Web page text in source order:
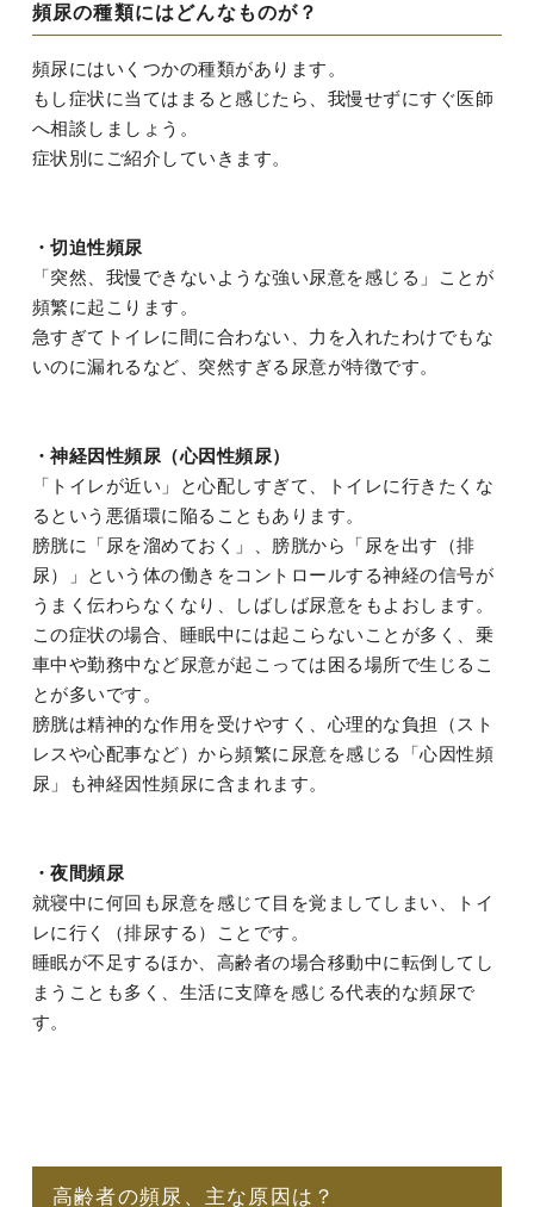
頻尿の種類にはどんなものが？
頻尿にはいくつかの種類があります。
もし症状に当てはまると感じたら、我慢せずにすぐ医師
へ相談しましょう。
症状別にご紹介していきます。
・切迫性頻尿
「突然、我慢できないような強い尿意を感じる」ことが
頻繁に起こります。
急すぎてトイレに間に合わない、力を入れたわけでもな
いのに漏れるなど、突然すぎる尿意が特徴です。
・神経因性頻尿（心因性頻尿）
「トイレが近い」と心配しすぎて、トイレに行きたくな
るという悪循環に陥ることもあります。
膀胱に「尿を溜めておく」、膀胱から「尿を出す（排
尿）」という体の働きをコントロールする神経の信号が
うまく伝わらなくなり、しばしば尿意をもよおします。
この症状の場合、睡眠中には起こらないことが多く、乗
車中や勤務中など尿意が起こっては困る場所で生じるこ
とが多いです。
膀胱は精神的な作用を受けやすく、心理的な負担（スト
レスや心配事など）から頻繁に尿意を感じる「心因性頻
尿」も神経因性頻尿に含まれます。
・夜間頻尿
就寝中に何回も尿意を感じて目を覚ましてしまい、トイ
レに行く（排尿する）ことです。
睡眠が不足するほか、高齢者の場合移動中に転倒してし
まうことも多く、生活に支障を感じる代表的な頻尿で
す。
高齢者の頻尿、主な原因は？